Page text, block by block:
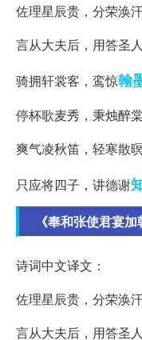
佐理星辰贵，分荣涣汗
言从大夫后，用答圣人
骑拥轩裳客，鸾惊翰
停杯歌麦秀，秉烛醉棠
爽气凌秋笛，轻寒散暝
只应将四子，讲德谢
《奉和张使君宴
诗词中文译文：
佐理星辰贵，分荣涣汗
言从大夫后，用答圣人